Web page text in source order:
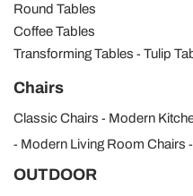
Round Tables
Coffee Tables
Transforming Tables
Tulip
Chairs
Classic Chairs
Modern
Modern Living Room Chairs
OUTDOOR